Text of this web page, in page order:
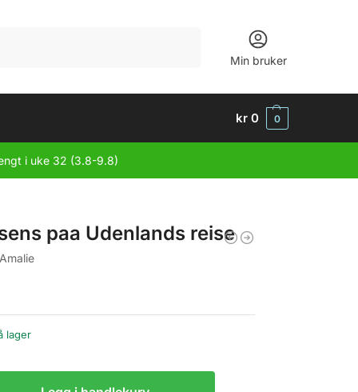
Min bruker
kr 0 0
i uke 32 (3.8-9.8)
paa Udenlands reise
lager